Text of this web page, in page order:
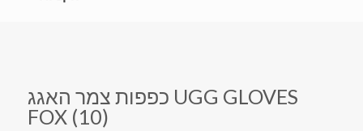
כפפות צמר האגג UGG GLOVES
FOX (10)